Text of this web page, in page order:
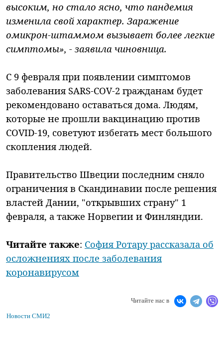
высоким, но стало ясно, что пандемия
изменила свой характер. Заражение
омикрон-штаммом вызывает более легкие
симптомы», - заявила чиновница.
С 9 февраля при появлении симптомов
заболевания SARS-COV-2 гражданам будет
рекомендовано оставаться дома. Людям,
которые не прошли вакцинацию против
COVID-19, советуют избегать мест большого
скопления людей.
Правительство Швеции последним сняло
ограничения в Скандинавии после решения
властей Дании, "открывших страну" 1
февраля, а также Норвегии и Финляндии.
Читайте также: София Ротару рассказала об
осложнениях после заболевания
коронавирусом
Читайте нас в
Новости СМИ2